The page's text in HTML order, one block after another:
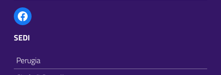
Facebook
SEDI
Perugia